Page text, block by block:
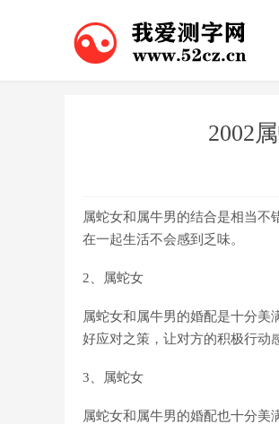
2002
属蛇女和属牛男的结合是相当不
在一起生活不会感到乏味。
2、属蛇女
属蛇女和属牛男的婚配是十分美
好应对之策，让对方的积极行动
3、属蛇女
属蛇女和属牛男的婚配也十分美